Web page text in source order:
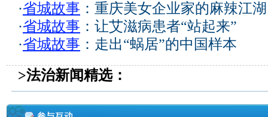
·省城故事 ：重庆美女企业家的麻辣江湖
·省城故事 ：让艾滋病患者“站起来”
·省城故事 ：走出“蜗居”的中国样本
>法治新闻精选：